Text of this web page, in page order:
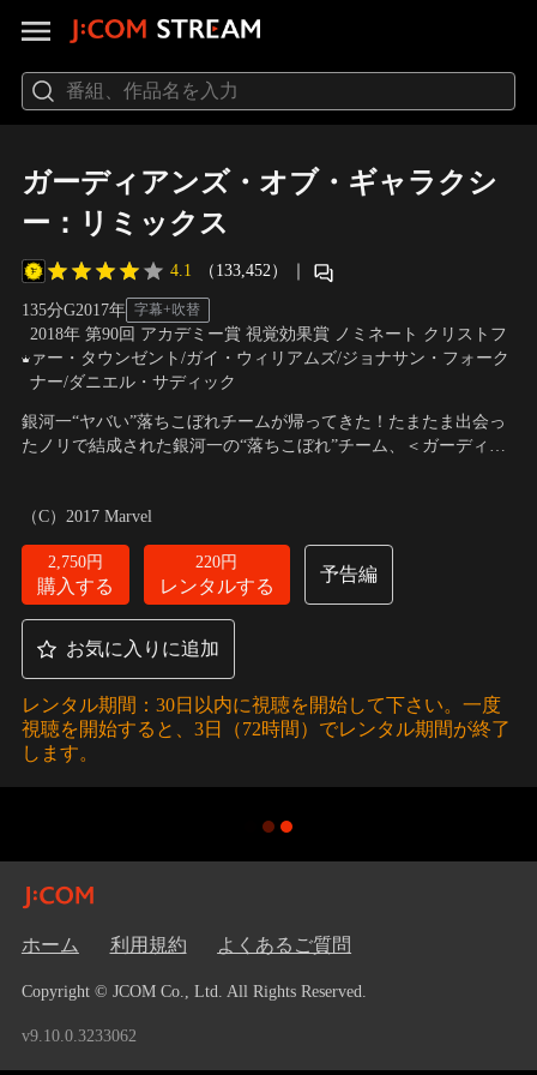
ガーディアンズ・オブ・ギャラクシ
ー：リミックス
4.1 （133,452） ｜
135分G2017年 字幕+吹替
2018年 第90回 アカデミー賞 視覚効果賞 ノミネート クリストフ
ァー・タウンゼント/ガイ・ウィリアムズ/ジョナサン・フォーク
ナー/ダニエル・サディック
銀河一“ヤバい”落ちこぼれチームが帰ってきた！たまたま出会っ
たノリで結成された銀河一の“落ちこぼれ”チーム、＜ガーディア
彼らを救ったのは“ピーターの父親”と名乗る謎の男エゴと、触れ
ただけで感情を読み取れるマンティスだった。
（C）2017 Marvel
2,750円
購入する
220円
レンタルする
予告編
お気に入りに追加
レンタル期間：30日以内に視聴を開始して下さい。一度
視聴を開始すると、3日（72時間）でレンタル期間が終了
します。
ホーム 利用規約 よくあるご質問
Copyright © JCOM Co., Ltd. All Rights Reserved.
v9.10.0.3233062